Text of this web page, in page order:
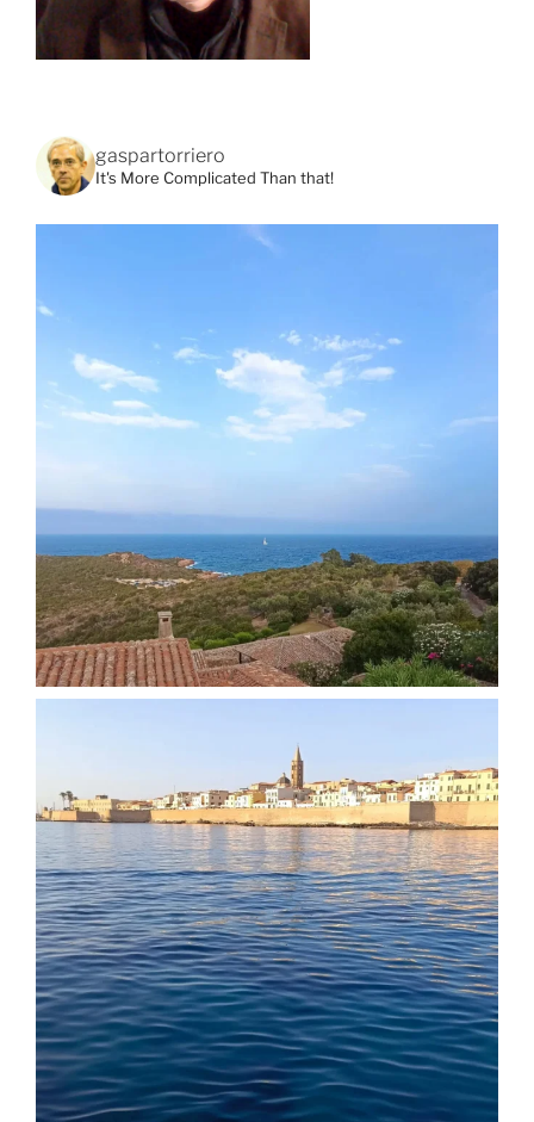
gaspartorriero
It's More Complicated Than that!